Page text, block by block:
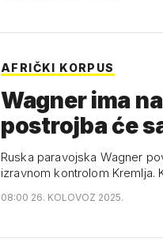
AFRIČKI KORPUS
Wagner ima
postrojba će
Ruska paravojska Wagner
izravnom kontrolom Kremlja.
08:00 26. KOLOVOZ 2025.